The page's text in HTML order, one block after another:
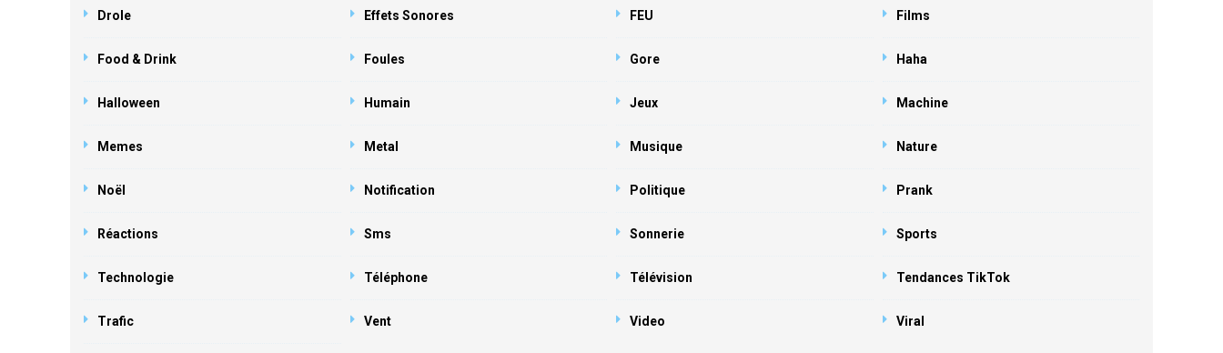
Drole Effets Sonores FEU Films
Food & Drink Foules Gore Haha
Halloween Humain Jeux Machine
Memes Metal Musique Nature
Noël Notification Politique Prank
Réactions Sms Sonnerie Sports
Technologie Téléphone Télévision Tendances TikTok
Trafic Vent Video Viral